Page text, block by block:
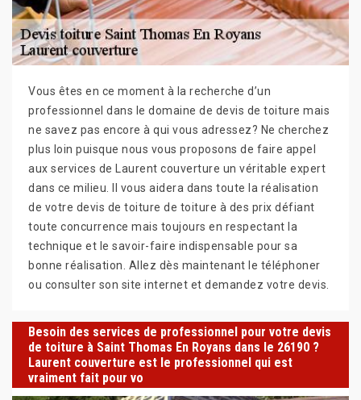
Vous êtes en ce moment à la recherche d’un
professionnel dans le domaine de devis de toiture mais
ne savez pas encore à qui vous adressez? Ne cherchez
plus loin puisque nous vous proposons de faire appel
aux services de Laurent couverture un véritable expert
dans ce milieu. Il vous aidera dans toute la réalisation
de votre devis de toiture de toiture à des prix défiant
toute concurrence mais toujours en respectant la
technique et le savoir-faire indispensable pour sa
bonne réalisation. Allez dès maintenant le téléphoner
ou consulter son site internet et demandez votre devis.
Besoin des services de professionnel pour votre devis
de toiture à Saint Thomas En Royans dans le 26190 ?
Laurent couverture est le professionnel qui est
vraiment fait pour vo